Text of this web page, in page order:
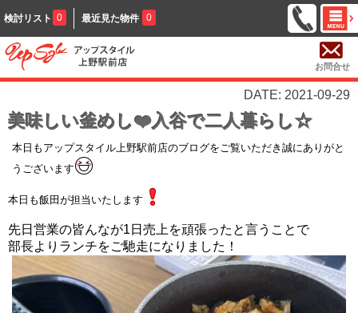
検討リスト 0 最近見た物件 0
お問合せ
DATE: 2021-09-29
美味しい釜めし❤️入谷で二人暮らし☆
本日もアップスタイル上野駅前店のブログをご覧いただき誠にありがと
うございます
本日も飯田が担当いたします
先日営業の皆んなが1日売上を頑張ったと言うことで
部長よりランチをご馳走になりました！